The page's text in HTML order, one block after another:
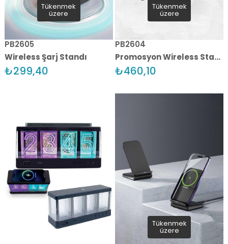
Wireless Şarj Standı
PB2605
₺299,40
Tükenmek
üzere
Promosyon Wireless Stand Set
PB2604
₺460,10
Tükenmek
üzere
Tükenmek
üzere